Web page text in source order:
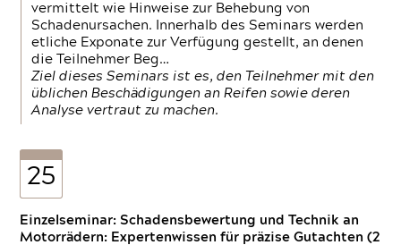
vermittelt wie Hinweise zur Behebung von
Schadenursachen. Innerhalb des Seminars werden
etliche Exponate zur Verfügung gestellt, an denen
die Teilnehmer Beg…
Ziel dieses Seminars ist es, den Teilnehmer mit den
üblichen Beschädigungen an Reifen sowie deren
Analyse vertraut zu machen.
25
Einzelseminar: Schadensbewertung und Technik an
Motorrädern: Expertenwissen für präzise Gutachten (2